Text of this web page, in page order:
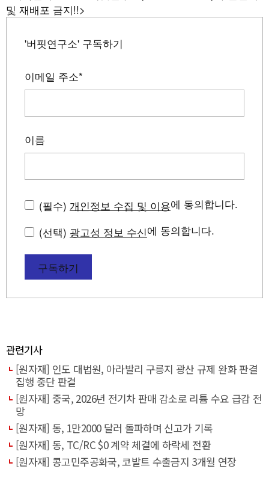
및 재배포 금지!!>
'버핏연구소' 구독하기
이메일 주소*
이름
(필수) 개인정보 수집 및 이용에 동의합니다.
(선택) 광고성 정보 수신에 동의합니다.
구독하기
관련기사
[원자재] 인도 대법원, 아라발리 구릉지 광산 규제 완화 판결
집행 중단 판결
[원자재] 중국, 2026년 전기차 판매 감소로 리튬 수요 급감 전
망
[원자재] 동, 1만2000 달러 돌파하며 신고가 기록
[원자재] 동, TC/RC $0 계약 체결에 하락세 전환
[원자재] 콩고민주공화국, 코발트 수출금지 3개월 연장